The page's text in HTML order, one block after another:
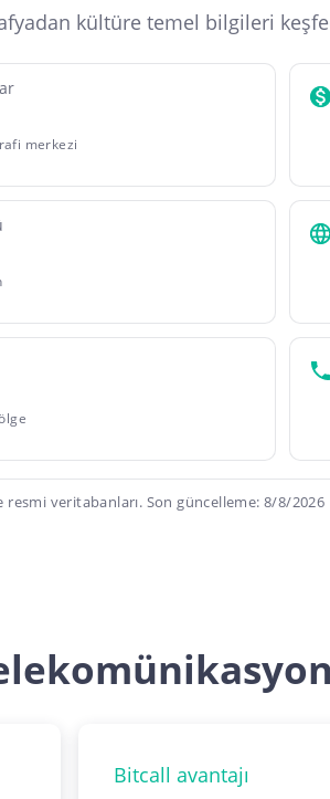
kültüre temel bilgileri
merkezi
veritabanları. Son güncelleme: 8/8/2026
Bitcall avantajı